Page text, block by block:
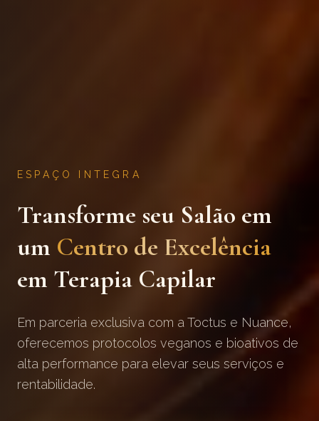
ESPAÇO INTEGRA
Transforme seu Salão em
um Centro de Excelência
em Terapia Capilar
Em parceria exclusiva com a Toctus e Nuance,
oferecemos protocolos veganos e bioativos de
alta performance para elevar seus serviços e
rentabilidade.